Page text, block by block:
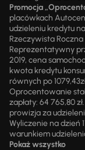
Promocja
placówkach
udzieleniu kredytu
Rzeczywista Roczna
Reprezentatywny
2019, cena
kwota kredytu
równych po
Oprocentowanie
zapłaty: 64 765,80
prowizja za
Wyliczenie na dzień
warunkiem
Pokaż wszystko